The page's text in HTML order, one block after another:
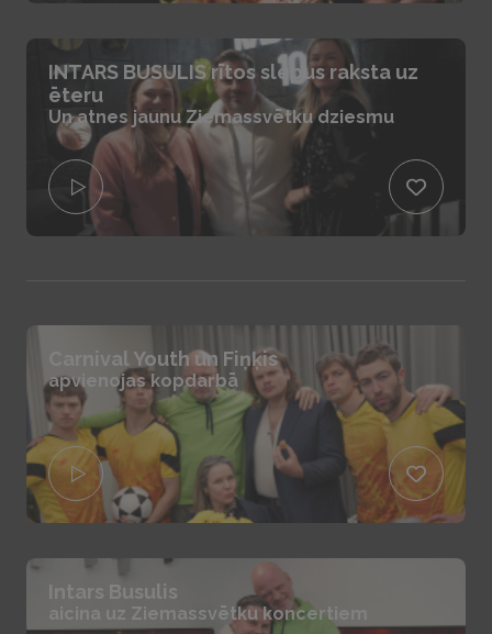
INTARS BUSULIS rītos slepus raksta uz
ēteru
Un atnes jaunu Ziemassvētku dziesmu
Carnival Youth un Fiņķis
apvienojas kopdarbā
Intars Busulis
aicina uz Ziemassvētku koncertiem